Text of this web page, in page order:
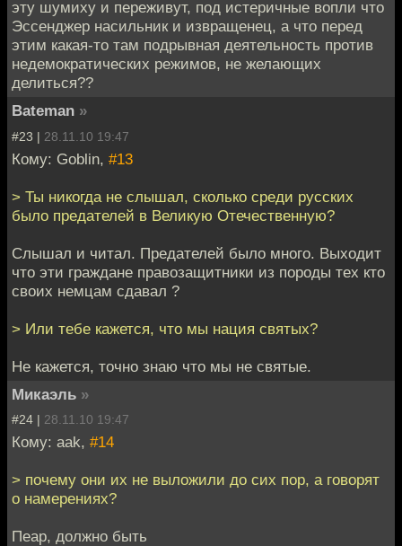
эту шумиху и переживут, под истеричные вопли что
Эссенджер насильник и извращенец, а что перед
этим какая-то там подрывная деятельность против
недемократических режимов, не желающих
делиться??
Bateman »
#23 | 28.11.10 19:47
Кому: Goblin, #13
> Ты никогда не слышал, сколько среди русских
было предателей в Великую Отечественную?
Слышал и читал. Предателей было много. Выходит
что эти граждане правозащитники из породы тех кто
своих немцам сдавал ?
> Или тебе кажется, что мы нация святых?
Не кажется, точно знаю что мы не святые.
Микаэль »
#24 | 28.11.10 19:47
Кому: aak, #14
> почему они их не выложили до сих пор, а говорят
о намерениях?
Пеар, должно быть